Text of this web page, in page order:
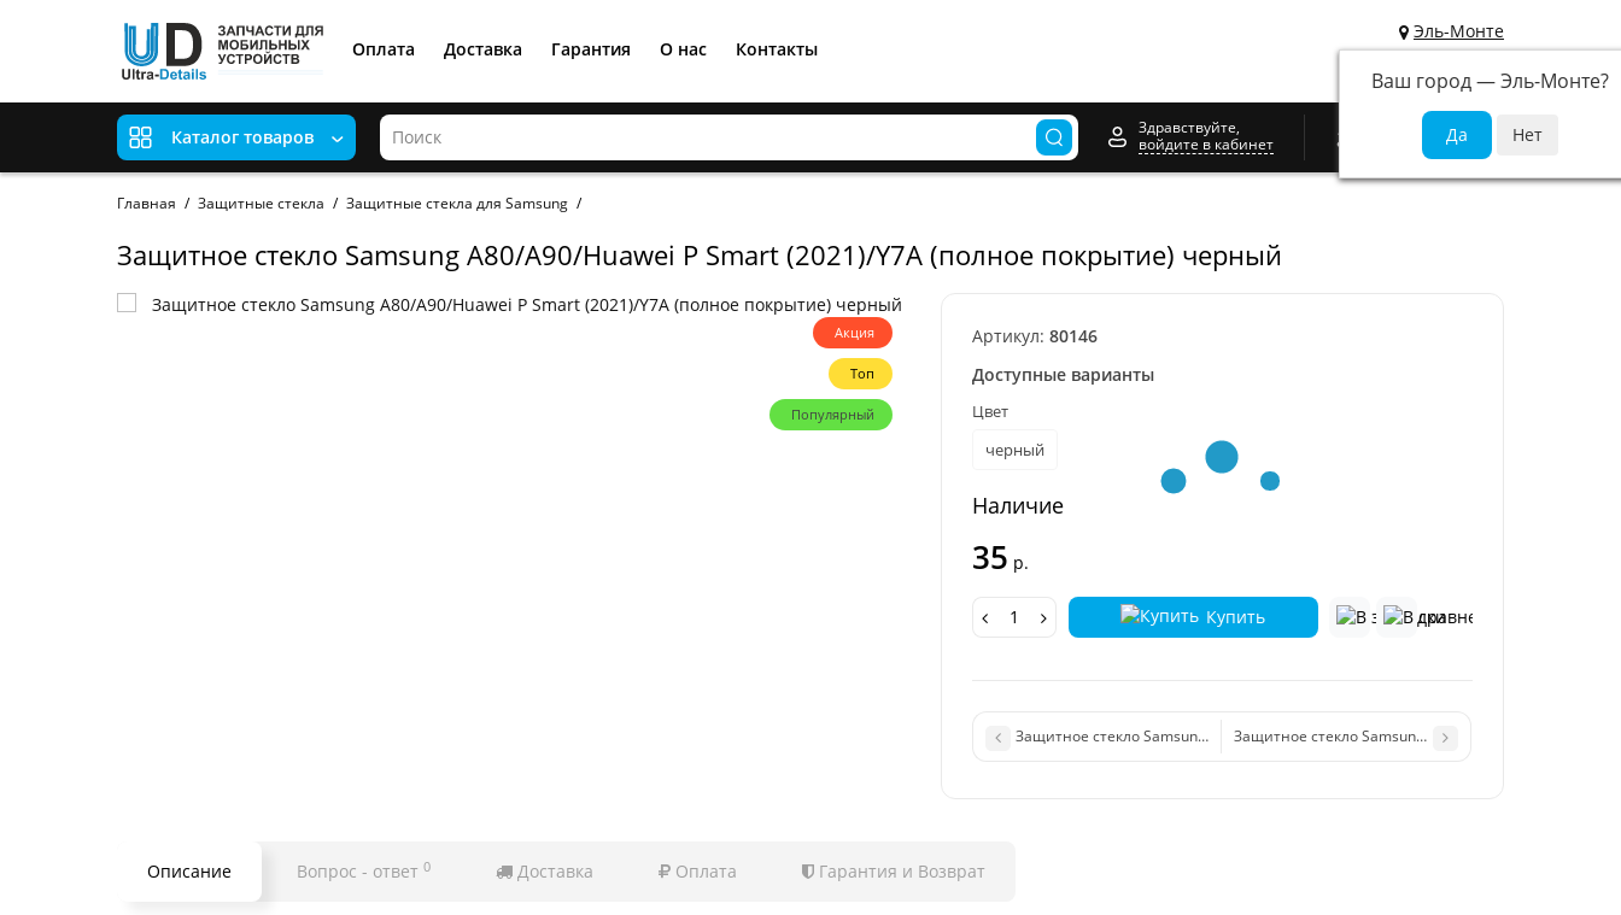
Эль-Монте
Ваш город —Эль-Монте?
Оплата Доставка Гарантия О нас Контакты
Каталог товаров
Здравствуйте,
войдите в кабинет
0
Главная Защитные стекла Защитные стекла для Samsung
Защитное стекло Samsung A80/A90/Huawei P Smart (2021)/Y7A (полное покрытие) черный
Акция
Топ
Популярный
Артикул: 80146
Доступные варианты
Цвет
черный
Наличие
35 р.
Купить
Защитное стекло Samsung A02/A02s/A12/А32/А037 (Полное покрытие) черный
Защитное стекло Samsung A10/A10S (A105/A107)
Описание Вопрос - ответ 0 Доставка Оплата Гарантия и Возврат